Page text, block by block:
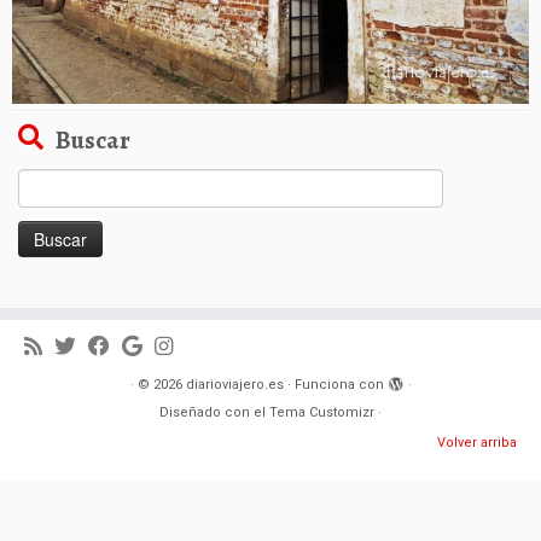
Buscar
· © 2026 diarioviajero.es· Funciona con
·
Diseñado con el Tema Customizr ·
Volver arriba